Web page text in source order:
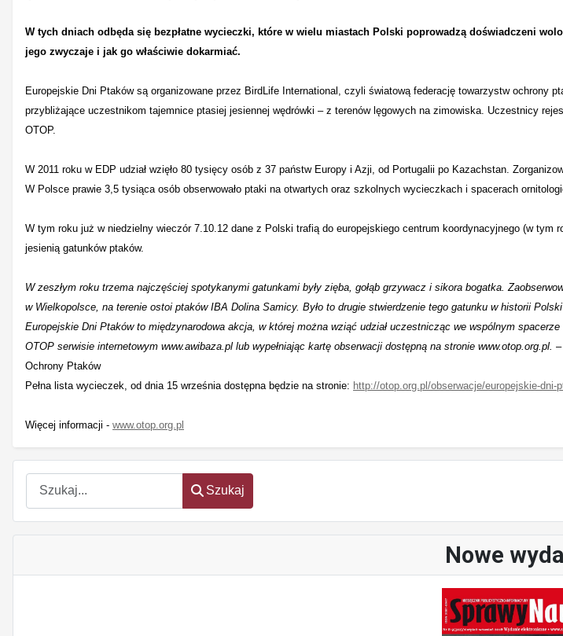
Szukaj
Szukaj
Nowe
W tych dniach odbęda się bezpłatne wycieczki, które w wielu miastach Polski poprowadzą doświadczeni
jego zwyczaje i jak go właściwie dokarmiać.
Europejskie Dni Ptaków są organizowane przez BirdLife International, czyli światową federację towarzystw ochrony
przybliżające uczestnikom tajemnice ptasiej jesiennej wędrówki – z terenów lęgowych na zimowiska. Uczestnicy
OTOP.
W 2011 roku w EDP udział wzięło 80 tysięcy osób z 37 państw Europy i Azji, od Portugalii po Kazachstan.
W Polsce prawie 3,5 tysiąca osób obserwowało ptaki na otwartych oraz szkolnych wycieczkach i spacerach
W tym roku już w niedzielny wieczór 7.10.12 dane z Polski trafią do europejskiego centrum koordynacyjnego (w
jesienią gatunków ptaków.
W zeszłym roku trzema najczęściej spotykanymi gatunkami były zięba, gołąb grzywacz i sikora bogatka.
w Wielkopolsce, na terenie ostoi ptaków IBA Dolina Samicy. Było to drugie stwierdzenie tego gatunku w historii
Europejskie Dni Ptaków to międzynarodowa akcja, w której można wziąć udział uczestnicząc we wspólnym
OTOP serwisie internetowym www.awibaza.pl lub wypełniając kartę obserwacji dostępną na stronie www.otop.org.pl.
Ochrony Ptaków
Pełna lista wycieczek, od dnia 15 września dostępna będzie na stronie: http://otop.org.pl/obserwacje/europejskie-
Więcej informacji - www.otop.org.pl